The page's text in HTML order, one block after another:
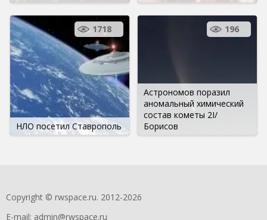
НЛО посетил Ставрополь
1718
Астрономов поразил
аномальный химический
состав кометы 2I/
Борисов
196
Copyright © rwspace.ru. 2012-2026
E-mail: admin@rwspace.ru